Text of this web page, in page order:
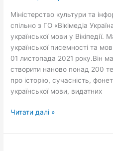
Міністерство культури та
спільно з ГО «Вікімедіа
української мови у
української писемності та
01 листопада 2021 року.Він
створити наново понад 200
про історію, сучасність,
української мови, видатних
Читати далі »